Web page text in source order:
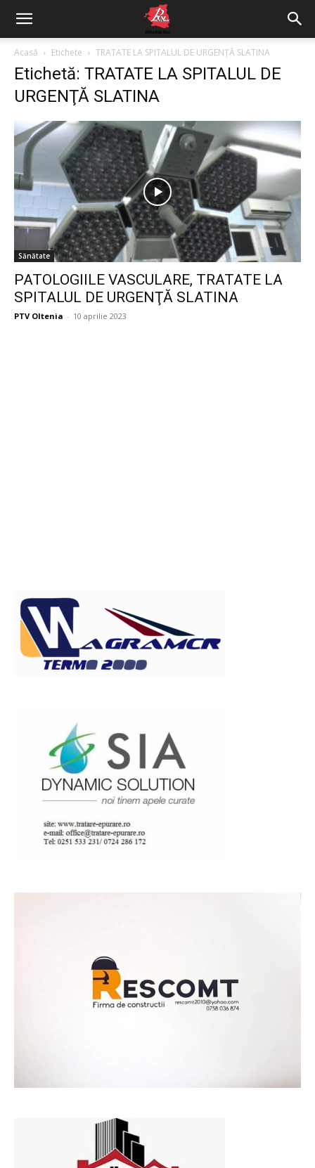
Acasă Etichete TRATATE LA SPITALUL DE URGENŢĂ SLATINA
Etichetă: TRATATE LA SPITALUL DE
URGENŢĂ SLATINA
Sănătate
PATOLOGIILE VASCULARE, TRATATE LA
SPITALUL DE URGENŢĂ SLATINA
PTV Oltenia - 10 aprilie 2023